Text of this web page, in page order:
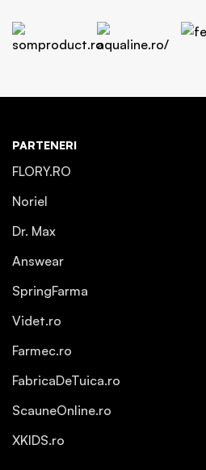
PARTENERI
FLORY.RO
Noriel
Dr. Max
Answear
SpringFarma
Videt.ro
Farmec.ro
FabricaDeTuica.ro
ScauneOnline.ro
XKIDS.ro